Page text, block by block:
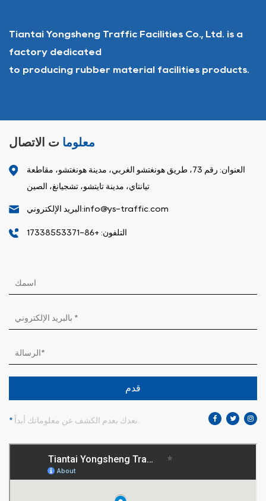
Tiantai Yongsheng Traffic Facilities Co., Ltd. is a
factory dedicated
to producing rubber material facilities products.
معلوما ت الاتصال
العنوان: رقم 73، طريق هونغتشو الغربي، مدينة هونغتشو، مقاطعة
تيانتاي، مدينة تايتشو، تشجيانغ، الصين
البريد الإلكتروني:info@ys-traffic.com
التلفون: +86-17338553371
قدم
*